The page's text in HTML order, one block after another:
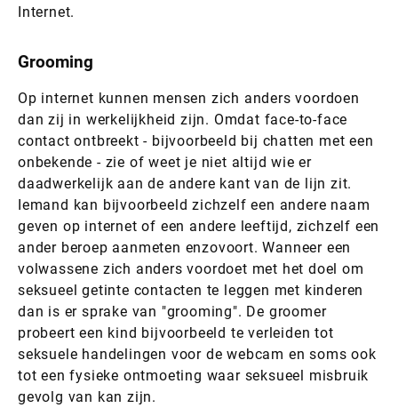
Internet.
Grooming
Op internet kunnen mensen zich anders voordoen
dan zij in werkelijkheid zijn. Omdat face-to-face
contact ontbreekt - bijvoorbeeld bij chatten met een
onbekende - zie of weet je niet altijd wie er
daadwerkelijk aan de andere kant van de lijn zit.
Iemand kan bijvoorbeeld zichzelf een andere naam
geven op internet of een andere leeftijd, zichzelf een
ander beroep aanmeten enzovoort. Wanneer een
volwassene zich anders voordoet met het doel om
seksueel getinte contacten te leggen met kinderen
dan is er sprake van "grooming". De groomer
probeert een kind bijvoorbeeld te verleiden tot
seksuele handelingen voor de webcam en soms ook
tot een fysieke ontmoeting waar seksueel misbruik
gevolg van kan zijn.